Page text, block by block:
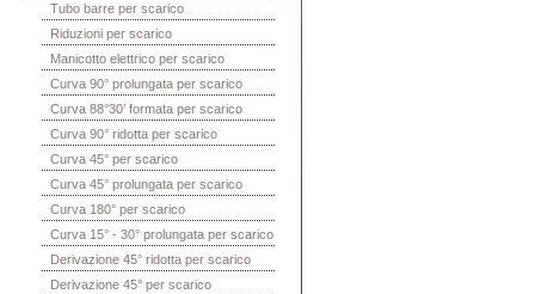
Tubo barre per scarico
Riduzioni per scarico
Manicotto elettrico per scarico
Curva 90° prolungata per scarico
Curva 88°30’ formata per scarico
Curva 90° ridotta per scarico
Curva 45° per scarico
Curva 45° prolungata per scarico
Curva 180° per scarico
Curva 15° - 30° prolungata per scarico
Derivazione 45° ridotta per scarico
Derivazione 45° per scarico